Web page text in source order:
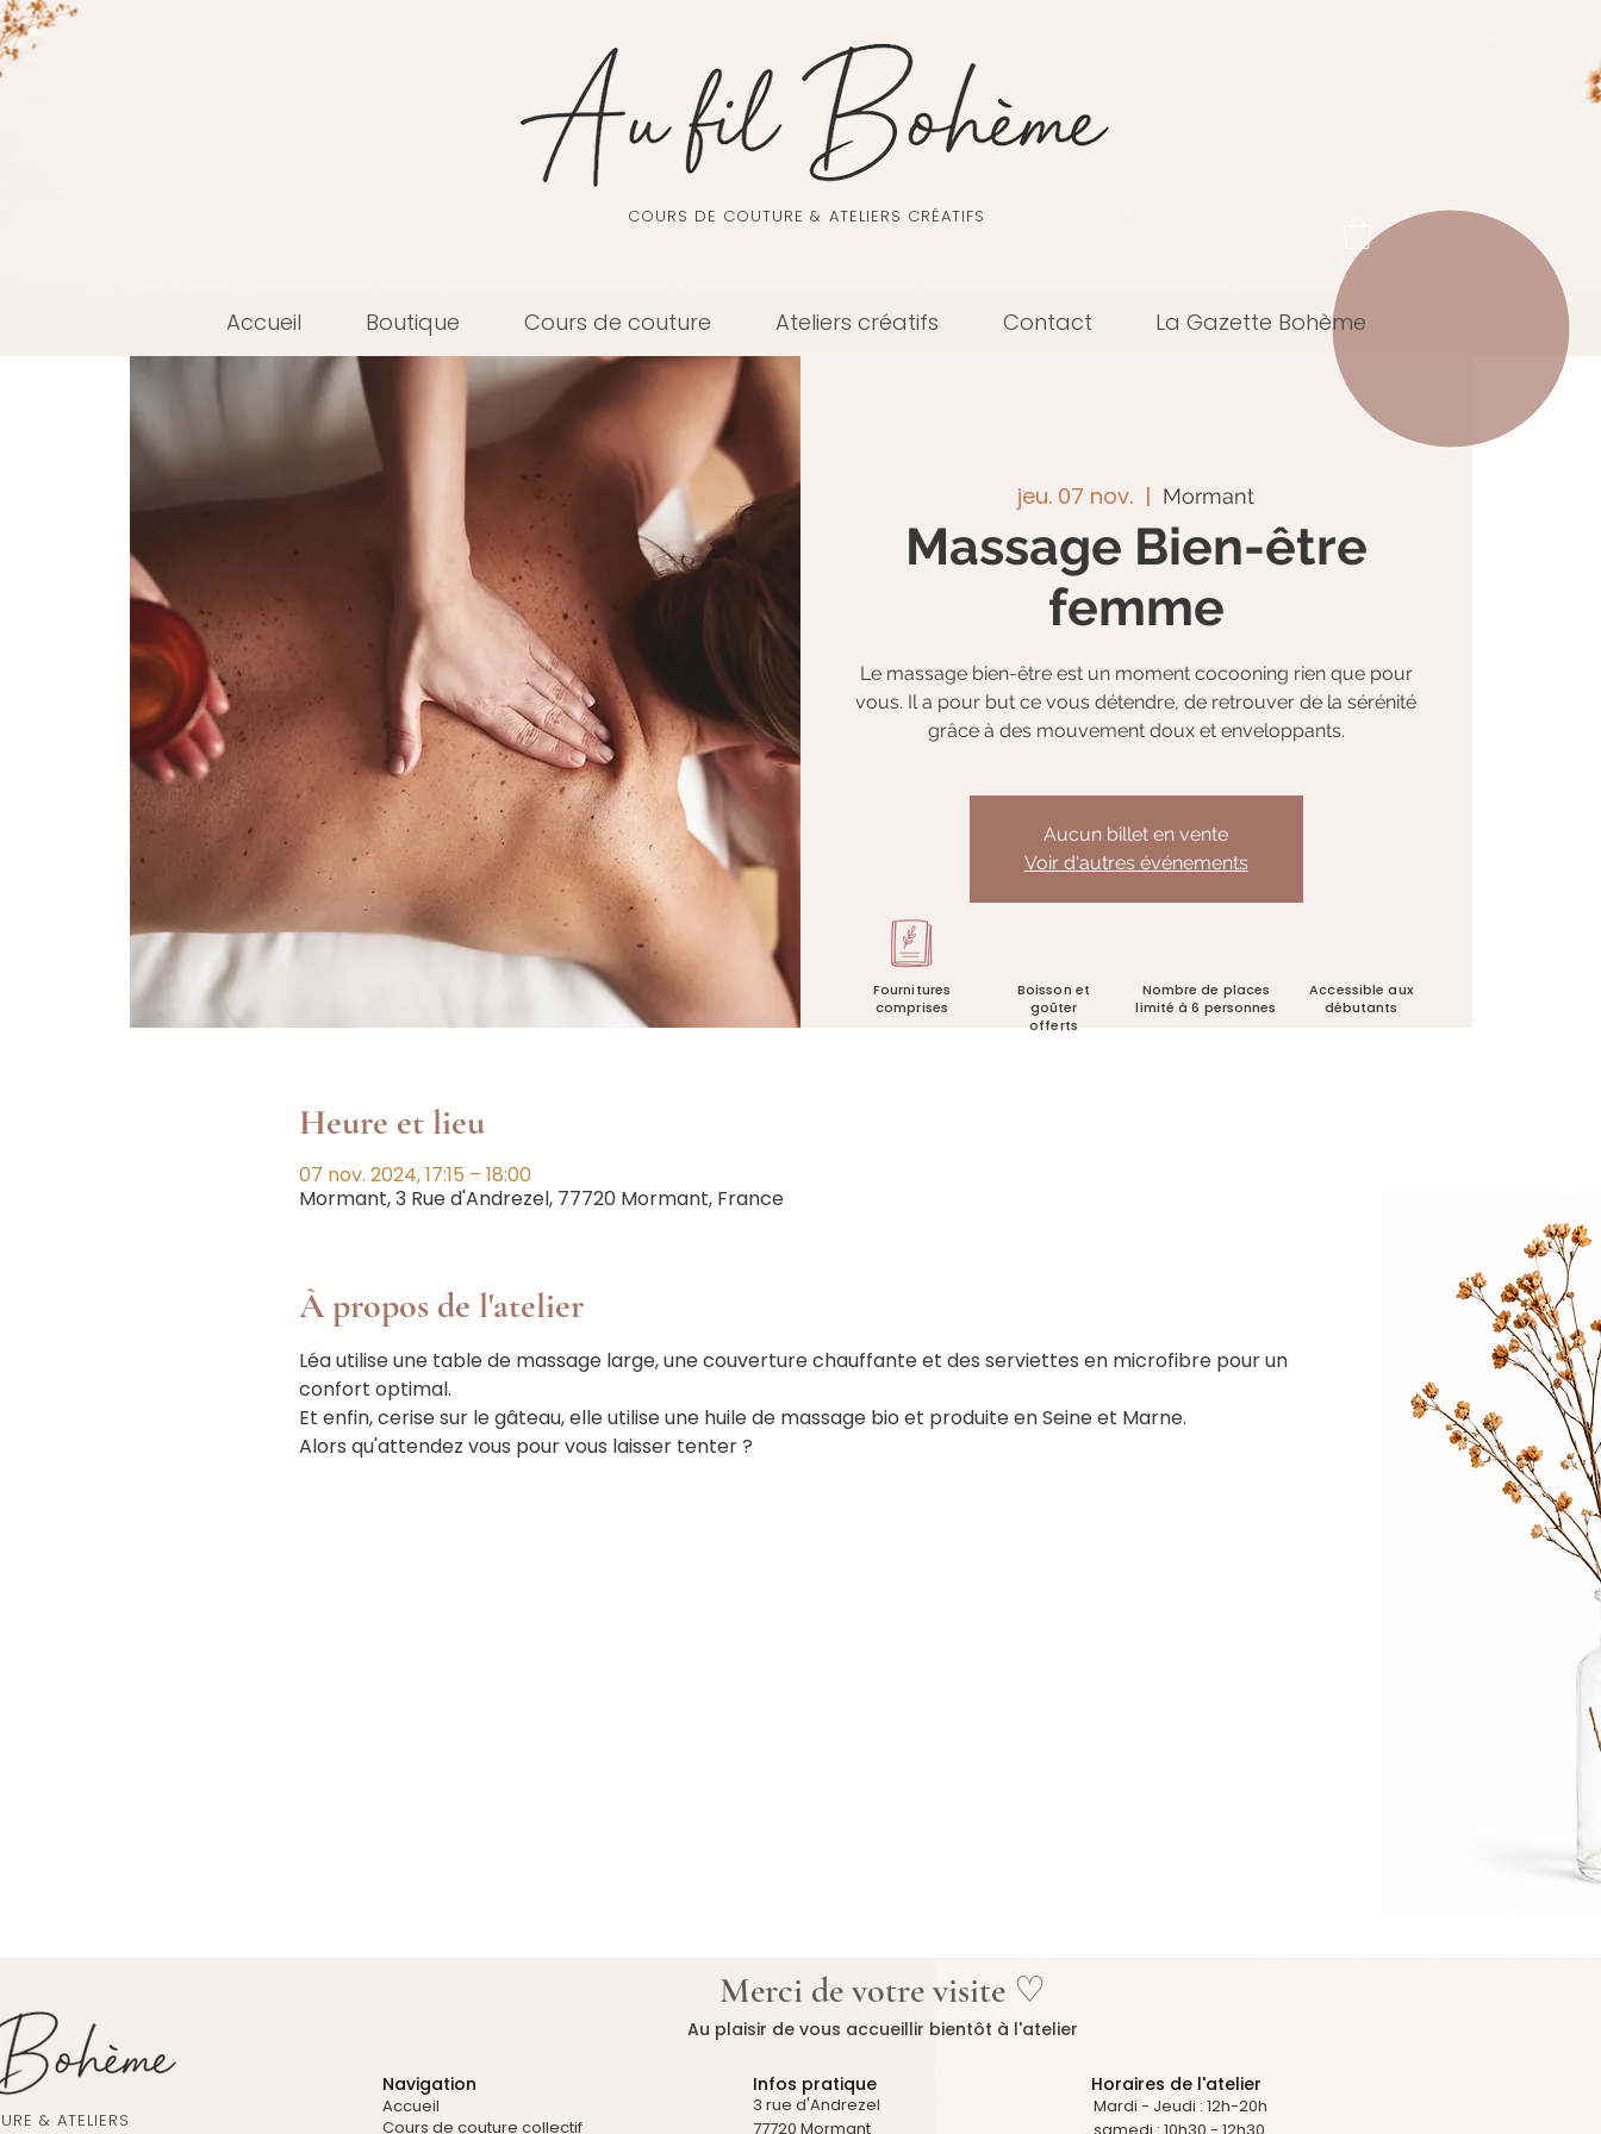
COURS DE COUTURE & ATELIERS CRÉATIFS
Accueil Boutique Cours de couture Ateliers créatifs Contact La Gazette Bohème
jeu. 07 nov.
  |
Mormant
Massage Bien-être
femme
Le massage bien-être est un moment cocooning rien que pour
vous. Il a pour but ce vous détendre, de retrouver de la sérénité
grâce à des mouvement doux et enveloppants.
Aucun billet en vente
Voir d'autres événements
Heure et lieu
07 nov. 2024, 17:15 – 18:00
Mormant, 3 Rue d'Andrezel, 77720 Mormant, France
À propos de l'atelier
Léa utilise une table de massage large, une couverture chauffante et des serviettes en microfibre pour un
confort optimal.
Et enfin, cerise sur le gâteau, elle utilise une huile de massage bio et produite en Seine et Marne.
Alors qu'attendez vous pour vous laisser tenter ?
Fournitures
comprises
Boisson et
goûter
offerts
Nombre de places
limité à 6 personnes
Accessible aux
débutants
& ATELIERS
Merci de votre visite ♡
Au plaisir de vous accueillir bientôt à l'atelier
Navigation
Accueil
Cours de couture collectif
Infos pratique
3 rue d'Andrezel
77720 Mormant
Horaires de l'atelier
Mardi - Jeudi : 12h-20h